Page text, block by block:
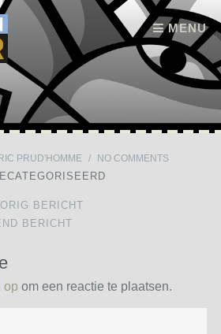
MENU
PRUD'HOMME / NO COMMENTS
BERICHT
BERICHT
op om een reactie te plaatsen.